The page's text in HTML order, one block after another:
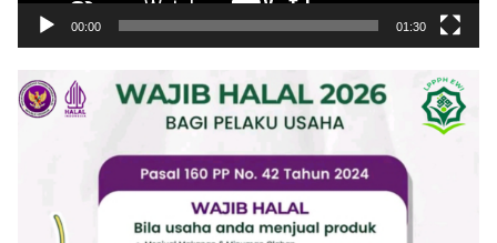
00:00 01:30